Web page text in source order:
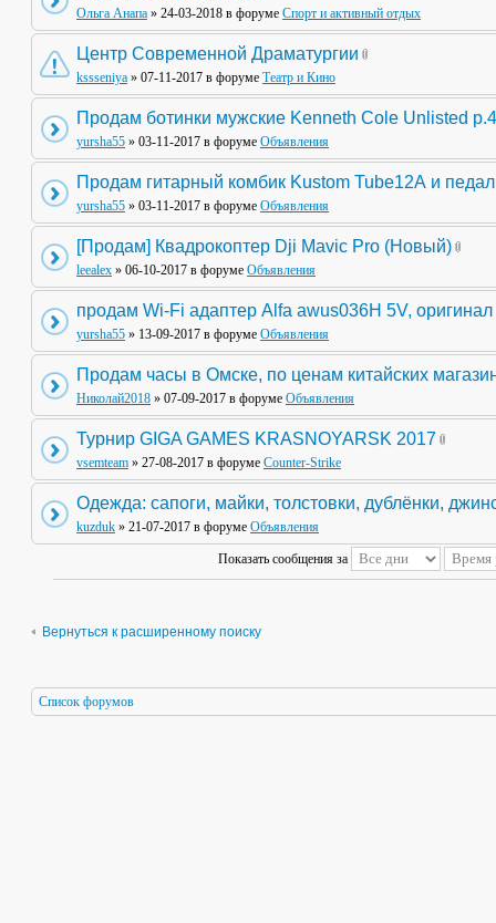
Ольга Анапа » 24-03-2018 в форуме Спорт и активный отдых
Центр Современной Драматургии
kssseniya » 07-11-2017 в форуме Театр и Кино
Продам ботинки мужские Kenneth Cole Unlisted
yursha55 » 03-11-2017 в форуме Объявления
Продам гитарный комбик Kustom Tube12А и
yursha55 » 03-11-2017 в форуме Объявления
[Продам] Квадрокоптер Dji Mavic Pro (Новый)
leealex » 06-10-2017 в форуме Объявления
продам Wi-Fi адаптер Alfa awus036H 5V, оригинал
yursha55 » 13-09-2017 в форуме Объявления
Продам часы в Омске, по ценам китайских
Николай2018 » 07-09-2017 в форуме Объявления
Турнир GIGA GAMES KRASNOYARSK 2017
vsemteam » 27-08-2017 в форуме Counter-Strike
Одежда: сапоги, майки, толстовки, дублёнки,
kuzduk » 21-07-2017 в форуме Объявления
Показать сообщения за
Вернуться к расширенному поиску
Список форумов